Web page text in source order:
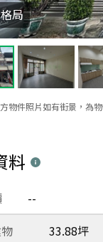
物件照片如有街景，為
局
料
--
33.88坪